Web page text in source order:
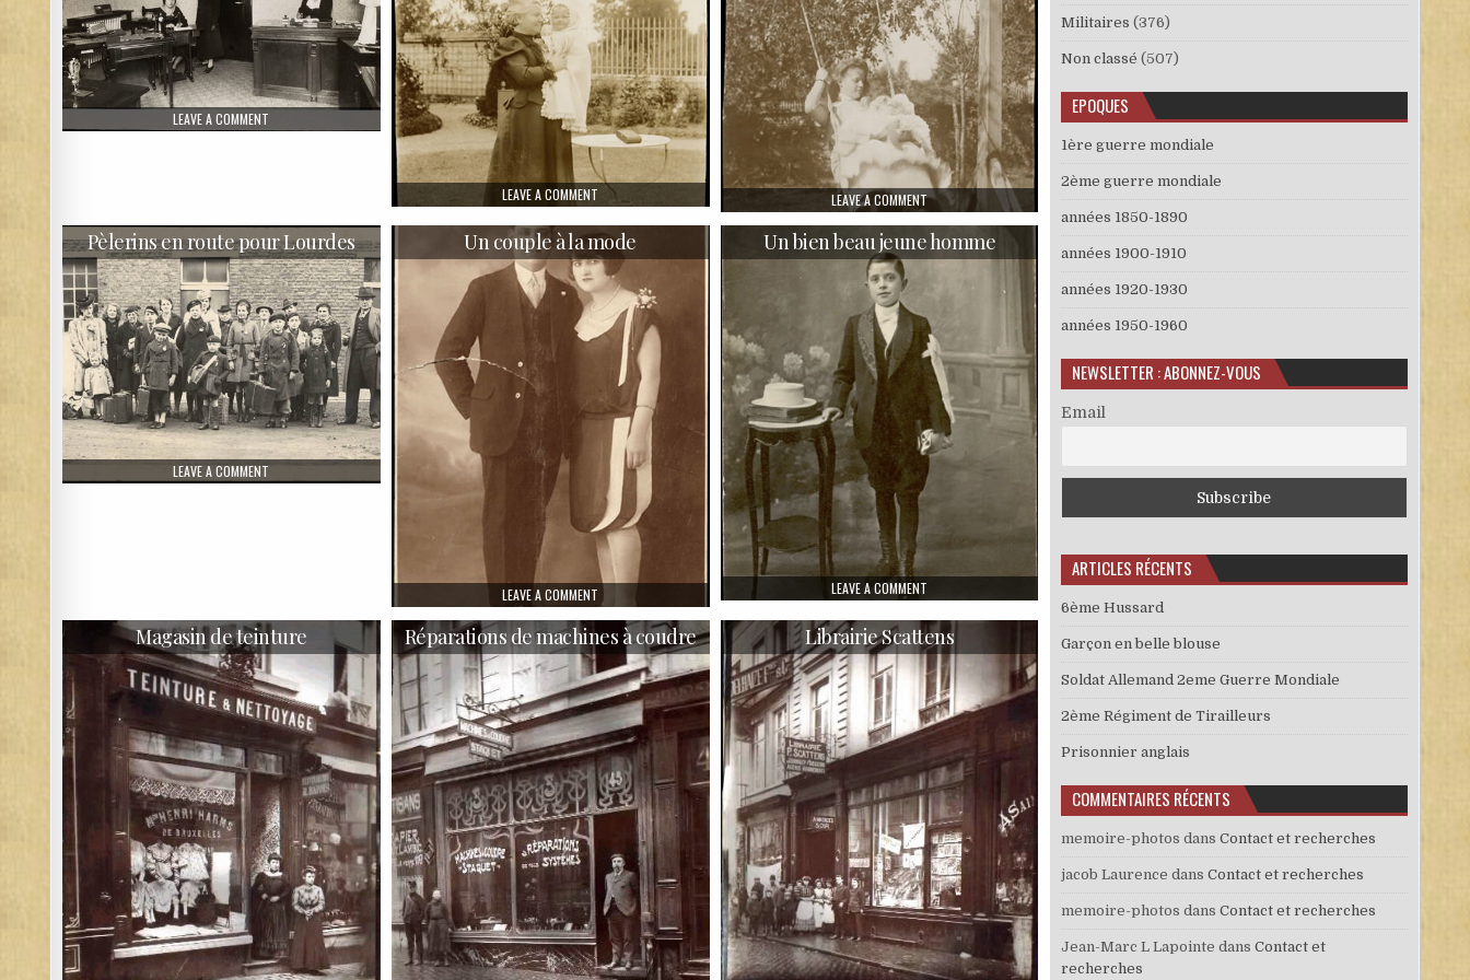
LEAVE A COMMENT ON SECRÉTAIRES CHEZ SINGER 1936
LEAVE A COMMENT ON UNE GRAND-MÈRE ET SON PETIT-FILS LEAVE A COMMENTON MÈRE ET BÉBÉ SUR UNE BALANÇOIRE
LEAVE A COMMENT ON PÈLERINS EN ROUTE POUR LOURDES
Pèlerins en route pour Lourdes
LEAVE A COMMENT
Un couple à la mode
LEAVE A COMMENT ON UN BIEN BEAU JEUNE HOMME
Un bien beau jeune homme
Magasin de teinture Réparations de machines à coudre Librairie Scattens
Militaires (376)
Non classé (507)
EPOQUES
1ère guerre mondiale
2ème guerre mondiale
années 1850-1890
années 1900-1910
années 1920-1930
années 1950-1960
NEWSLETTER : ABONNEZ-VOUS
Email
ARTICLES RÉCENTS
6ème Hussard
Garçon en belle blouse
Soldat Allemand 2eme Guerre Mondiale
2ème Régiment de Tirailleurs
Prisonnier anglais
COMMENTAIRES RÉCENTS
memoire-photos dans Contact et recherches
jacob Laurence dans Contact et recherches
memoire-photos dans Contact et recherches
Jean-Marc L Lapointe dans Contact et
recherches